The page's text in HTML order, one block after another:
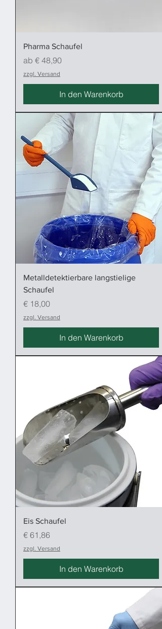
Pharma Schaufel
ab € 48,90
Sale-Preis
zzgl. Versand
In den Warenkorb
Metalldetektierbare langstielige
Schaufel
Preis
€ 18,00
zzgl. Versand
In den Warenkorb
Eis Schaufel
Preis
€ 61,86
zzgl. Versand
In den Warenkorb